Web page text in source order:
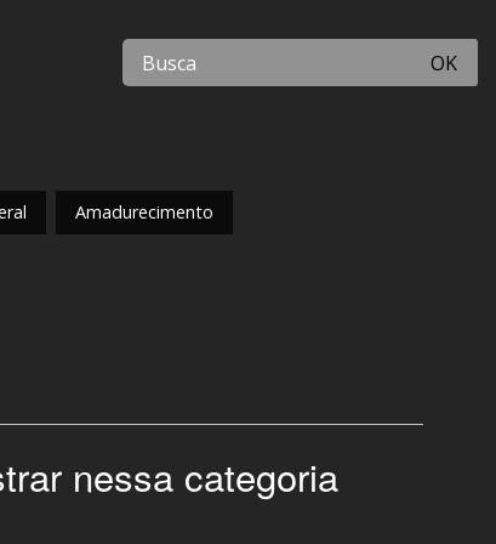
OK
Amadurecimento
nessa categoria